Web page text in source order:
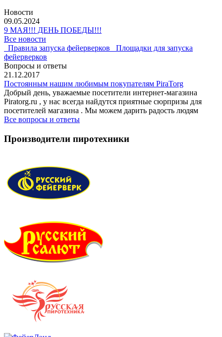
Новости
09.05.2024
9 МАЯ!!! ДЕНЬ ПОБЕДЫ!!!
Все новости
Правила запуска фейерверков
Площадки для запуска
фейерверков
Вопросы и ответы
21.12.2017
Постоянным нашим любимым покупателям PiraTorg
Добрый день, уважаемые посетители интернет-магазина
Piratorg.ru , у нас всегда найдутся приятные сюрпризы для
посетителей магазина . Мы можем дарить радость людям
Все вопросы и ответы
Производители пиротехники